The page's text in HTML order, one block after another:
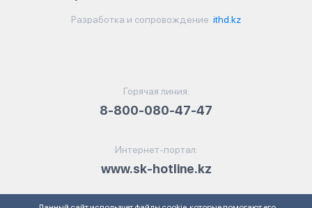
Разработка и сопровождение ithd.kz
Горячая линия:
8-800-080-47-47
Интернет-портал:
www.sk-hotline.kz